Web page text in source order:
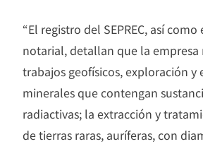
“El registro del SEPREC, así
notarial, detallan que la empresa
trabajos geofísicos, exploración y
minerales que contengan
radiactivas; la extracción y
de tierras raras, auríferas, con